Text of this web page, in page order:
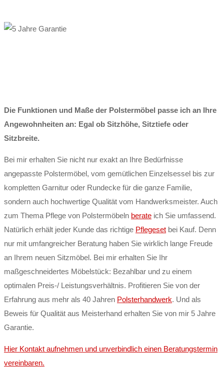
Die Funktionen und Maße der Polstermöbel passe ich an Ihre
Angewohnheiten an: Egal ob Sitzhöhe, Sitztiefe oder
Sitzbreite.
Bei mir erhalten Sie nicht nur exakt an Ihre Bedürfnisse
angepasste Polstermöbel, vom gemütlichen Einzelsessel bis zur
kompletten Garnitur oder Rundecke für die ganze Familie,
sondern auch hochwertige Qualität vom Handwerksmeister. Auch
zum Thema Pflege von Polstermöbeln berate ich Sie umfassend.
Natürlich erhält jeder Kunde das richtige Pflegeset bei Kauf. Denn
nur mit umfangreicher Beratung haben Sie wirklich lange Freude
an Ihrem neuen Sitzmöbel. Bei mir erhalten Sie Ihr
maßgeschneidertes Möbelstück: Bezahlbar und zu einem
optimalen Preis-/ Leistungsverhältnis. Profitieren Sie von der
Erfahrung aus mehr als 40 Jahren Polsterhandwerk. Und als
Beweis für Qualität aus Meisterhand erhalten Sie von mir 5 Jahre
Garantie.
Hier Kontakt aufnehmen und unverbindlich einen Beratungstermin
vereinbaren.